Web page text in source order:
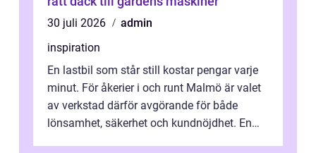
30 juli 2026
admin
inspiration
En lastbil som står still kostar pengar varje
minut. För åkerier i och runt Malmö är valet
av verkstad därför avgörande för både
lönsamhet, säkerhet och kundnöjdhet. En